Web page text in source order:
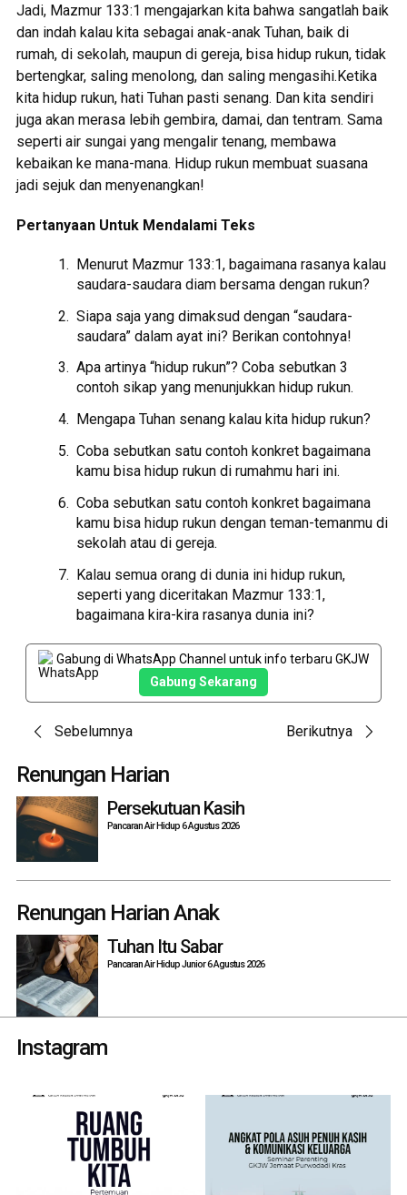
Jadi, Mazmur 133:1 mengajarkan kita bahwa sangatlah baik
dan indah kalau kita sebagai anak-anak Tuhan, baik di
rumah, di sekolah, maupun di gereja, bisa hidup rukun, tidak
bertengkar, saling menolong, dan saling mengasihi.Ketika
kita hidup rukun, hati Tuhan pasti senang. Dan kita sendiri
juga akan merasa lebih gembira, damai, dan tentram. Sama
seperti air sungai yang mengalir tenang, membawa
kebaikan ke mana-mana. Hidup rukun membuat suasana
jadi sejuk dan menyenangkan!
Pertanyaan Untuk Mendalami Teks
Menurut Mazmur 133:1, bagaimana rasanya kalau
saudara-saudara diam bersama dengan rukun?
Siapa saja yang dimaksud dengan “saudara-
saudara” dalam ayat ini? Berikan contohnya!
Apa artinya “hidup rukun”? Coba sebutkan 3
contoh sikap yang menunjukkan hidup rukun.
Mengapa Tuhan senang kalau kita hidup rukun?
Coba sebutkan satu contoh konkret bagaimana
kamu bisa hidup rukun di rumahmu hari ini.
Coba sebutkan satu contoh konkret bagaimana
kamu bisa hidup rukun dengan teman-temanmu di
sekolah atau di gereja.
Kalau semua orang di dunia ini hidup rukun,
seperti yang diceritakan Mazmur 133:1,
bagaimana kira-kira rasanya dunia ini?
Gabung di WhatsApp Channel untuk info terbaru GKJW
Gabung Sekarang
Post
navigation
Sebelumnya Berikutnya
Renungan Harian
Persekutuan Kasih
Pancaran Air Hidup 6 Agustus 2026
Renungan Harian Anak
Tuhan Itu Sabar
Pancaran Air Hidup Junior 6 Agustus 2026
Instagram